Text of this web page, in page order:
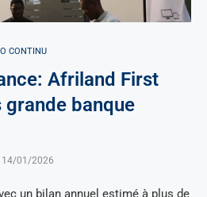
CONTINU
Afriland First
grande banque
14/01/2026
un bilan annuel estimé à plus de